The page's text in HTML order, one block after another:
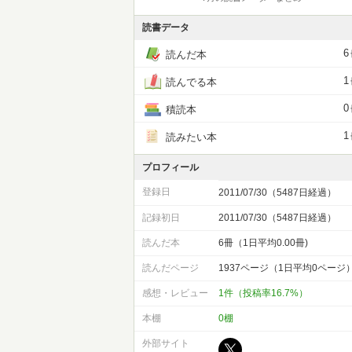
読書データ
読んだ本 6
読んでる本 1
積読本 0
読みたい本 1
プロフィール
登録日 2011/07/30（5487日経過）
記録初日 2011/07/30（5487日経過）
読んだ本 6冊（1日平均0.00冊)
読んだページ 1937ページ（1日平均0ページ）
感想・レビュー 1件（投稿率16.7%）
本棚 0棚
外部サイト